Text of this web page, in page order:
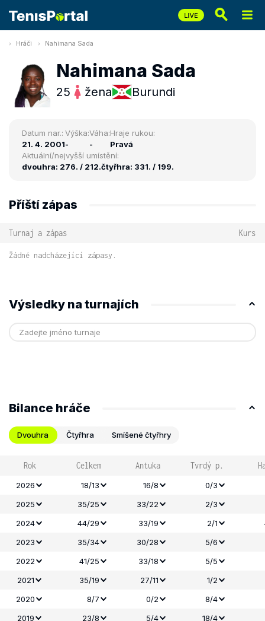
Hráči Nahimana Sada
Nahimana Sada
25 žena Burundi
Datum nar.:
21. 4. 2001
Výška:
-
Váha:
-
Hraje rukou:
Pravá
Aktuální/nejvyšší umístění:
dvouhra: 276. / 212.čtyřhra: 331. / 199.
Příští zápas
Turnaj a zápas Kurs
Žádné nadcházející zápasy.
Výsledky na turnajích
Bilance hráče
Dvouhra Čtyřhra Smíšené čtyřhry
Rok Celkem Antuka Tvrdý p.
2026 18/13 16/8 0/3
2025
35/25 33/22
2/3
2024
44/29 33/19 2/1
2023
35/34 30/28
5/6
2022
41/25 33/18
5/5
2021
35/19 27/11 1/2
2020
8/7 0/2
8/4
2019
23/8 5/4
18/4